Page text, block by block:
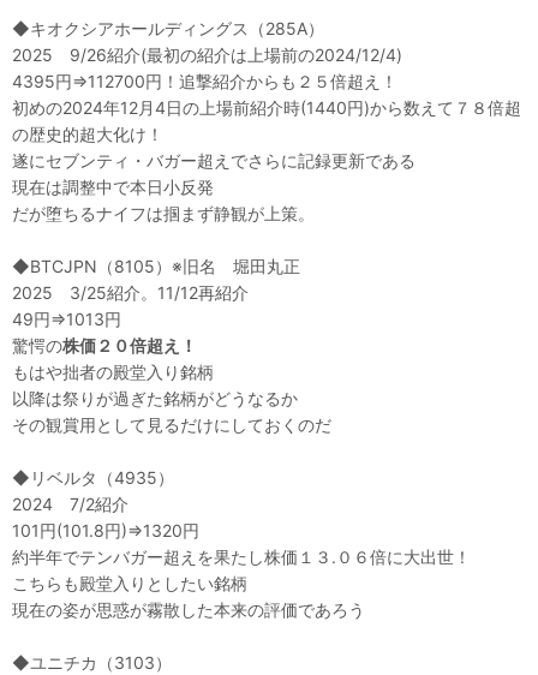
◆キオクシアホールディングス（285A）
2025 9/26紹介(最初の紹介は上場前の2024/12/4)
4395円⇒112700円！追撃紹介からも２５倍超え！
初めの2024年12月4日の上場前紹介時(1440円)から数えて７８倍超
の歴史的超大化け！
遂にセブンティ・バガー超えでさらに記録更新である
現在は調整中で本日小反発
だが堕ちるナイフは掴まず静観が上策。
◆BTCJPN（8105）※旧名 堀田丸正
2025 3/25紹介。11/12再紹介
49円⇒1013円
驚愕の株価２０倍超え！
もはや拙者の殿堂入り銘柄
以降は祭りが過ぎた銘柄がどうなるか
その観賞用として見るだけにしておくのだ
◆リベルタ（4935）
2024 7/2紹介
101円(101.8円)⇒1320円
約半年でテンバガー超えを果たし株価１３.０６倍に大出世！
こちらも殿堂入りとしたい銘柄
現在の姿が思惑が霧散した本来の評価であろう
◆ユニチカ（3103）